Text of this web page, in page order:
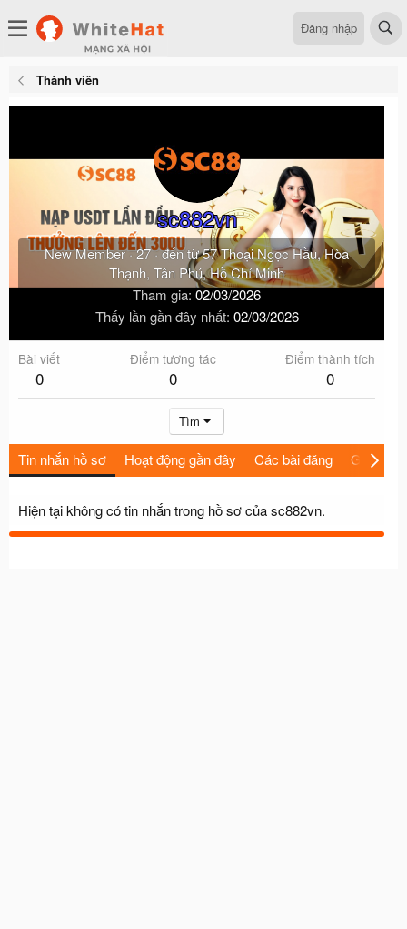
Đăng nhập
Thành viên
sc882vn
New Member·27·đến từ57 Thoại Ngọc Hầu, Hòa
Thạnh, Tân Phú, Hồ Chí Minh
Tham gia 02/03/2026
Thấy lần gần đây nhất 02/03/2026
Bài viết
0
Điểm tương tác
0
Điểm thành tích
0
Tìm
Tin nhắn hồ sơ Hoạt động gần đây Các bài đăng Giới thiệu
Hiện tại không có tin nhắn trong hồ sơ của sc882vn.